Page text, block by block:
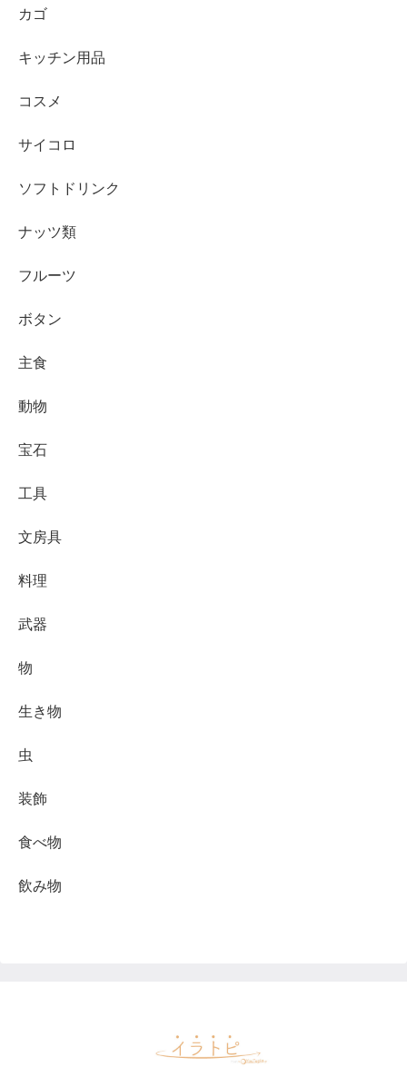
カゴ
キッチン用品
コスメ
サイコロ
ソフトドリンク
ナッツ類
フルーツ
ボタン
主食
動物
宝石
工具
文房具
料理
武器
物
生き物
虫
装飾
食べ物
飲み物